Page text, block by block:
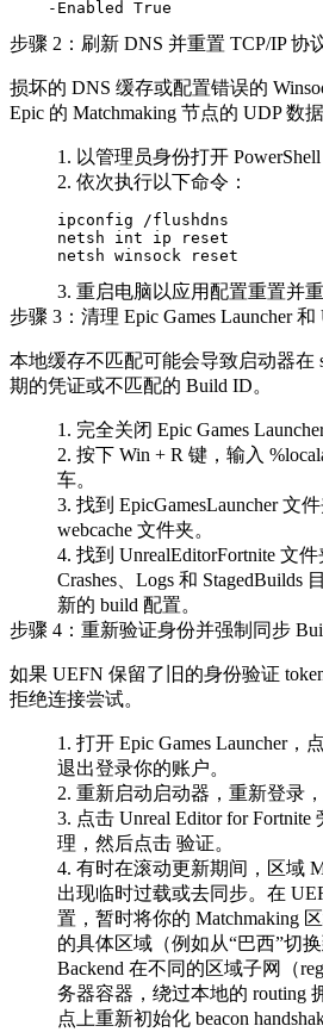
步骤 2：刷新 DNS 并重置 TCP/IP 协
损坏的 DNS 缓存或配置错误的
Epic 的 Matchmaking 节点的 UDP 数据
以管理员身份打开
依次执行以下命令：
ipconfig /flushdns
netsh int ip reset
重启电脑以应用配置重置并
步骤 3：清理 Epic Games Launcher
本地缓存不匹配可能会导致启动器在
期的凭证或不匹配的 Build ID。
完全关闭 Epic Games
按下 Win + R 键，输入
车。
找到 EpicGamesLauncher文件
webcache 文件夹。
找到 UnrealEditorFortnite 文件
Crashes
Logs 和 StagedBuilds
新的 build 配置。
步骤 4：重新验证身份并强制同步
如果 UEFN 保留了旧的身份验证
拒绝连接尝试。
打开 Epic Games Launcher
退出登录你的账户。
重新启动启动器，重新登录，
点击 Unreal Editor for Fortnite
理 ，然后点击 验证。
有时在滚动更新期间，区域
出现临时过载或去同步。在
置，暂时将你的 Matchmaking
的具体区域（例如从“巴西”切
Backend 在不同的区域子网（
务器容器，绕过本地的 routing
点上重新初始化 beacon